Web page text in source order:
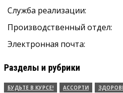
Служба реализации:
Производственный отдел:
Электронная почта:
Разделы и рубрики
БУДЬТЕ В КУРСЕ! АССОРТИ